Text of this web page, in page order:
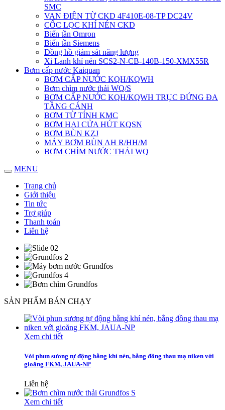
SMC
VAN ĐIỆN TỪ CKD 4F410E-08-TP DC24V
CỐC LỌC KHÍ NÉN CKD
Biến tần Omron
Biến tần Siemens
Đồng hồ giám sát năng lượng
Xi Lanh khí nén SCS2-N-CB-140B-150-XMX55R
Bơm cấp nước Kaiquan
BƠM CẤP NƯỚC KQH/KQWH
Bơm chìm nước thải WQ/S
BƠM CẤP NƯỚC KQH/KQWH TRỤC ĐỨNG ĐA
TẦNG CÁNH
BƠM TỪ TÍNH KMC
BƠM HAI CỬA HÚT KQSN
BƠM BÙN KZJ
MÁY BƠM BÙN AH R/HH/M
BƠM CHÌM NƯỚC THẢI WQ
MENU
Trang chủ
Giới thiệu
Tin tức
Trợ giúp
Thanh toán
Liên hệ
SẢN PHẨM BÁN CHẠY
Xem chi tiết
Vòi phun sương tự động bằng khí nén, bằng đồng thau mạ niken với
gioăng FKM, JAUA-NP
Liên hệ
Xem chi tiết